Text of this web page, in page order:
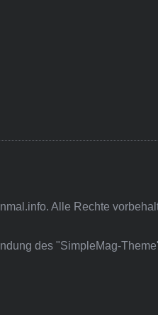
Alle Rechte
des "SimpleMag-